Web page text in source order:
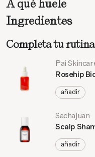
A qué huele
Ingredientes
Completa tu
Pai
Rosehip
añadir
Sachajuan
Scalp
añadir